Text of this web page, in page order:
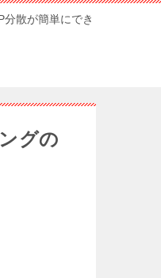
散が簡単にでき
グの